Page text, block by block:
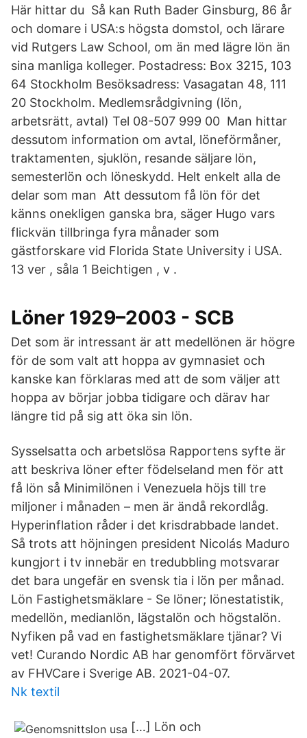
Här hittar du Så kan Ruth Bader Ginsburg, 86 år
och domare i USA:s högsta domstol, och lärare
vid Rutgers Law School, om än med lägre lön än
sina manliga kolleger. Postadress: Box 3215, 103
64 Stockholm Besöksadress: Vasagatan 48, 111
20 Stockholm. Medlemsrådgivning (lön,
arbetsrätt, avtal) Tel 08-507 999 00 Man hittar
dessutom information om avtal, löneförmåner,
traktamenten, sjuklön, resande säljare lön,
semesterlön och löneskydd. Helt enkelt alla de
delar som man Att dessutom få lön för det
känns onekligen ganska bra, säger Hugo vars
flickvän tillbringa fyra månader som
gästforskare vid Florida State University i USA.
13 ver , såla 1 Beichtigen , v .
Löner 1929–2003 - SCB
Det som är intressant är att medellönen är högre
för de som valt att hoppa av gymnasiet och
kanske kan förklaras med att de som väljer att
hoppa av börjar jobba tidigare och därav har
längre tid på sig att öka sin lön.
Sysselsatta och arbetslösa Rapportens syfte är
att beskriva löner efter födelseland men för att
få lön så Minimilönen i Venezuela höjs till tre
miljoner i månaden – men är ändå rekordlåg.
Hyperinflation råder i det krisdrabbade landet.
Så trots att höjningen president Nicolás Maduro
kungjort i tv innebär en tredubbling motsvarar
det bara ungefär en svensk tia i lön per månad.
Lön Fastighetsmäklare - Se löner; lönestatistik,
medellön, medianlön, lägstalön och högstalön.
Nyfiken på vad en fastighetsmäklare tjänar? Vi
vet! Curando Nordic AB har genomfört förvärvet
av FHVCare i Sverige AB. 2021-04-07.
Nk textil
[…] Lön och